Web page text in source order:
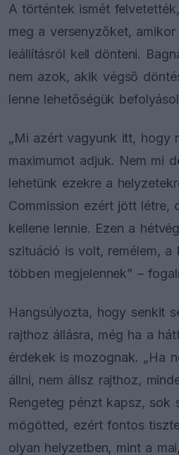
A történtek ismét
meg a versenyzőket,
leállításról kell dönteni.
nem azok, akik végső
lenne lehetőségük
„Mi azért vagyunk itt, hogy
maximumot adjuk. Nem mi
lehetünk ezekre a
Commission ezért jött létre,
kellene lennie. Ezen a
szituáció is volt, remélem, a
többen megjelennek” –
Hangsúlyozta, hogy senkit
rajthoz állásra, még ha a
érdekek is mozognak. „Ha
állni, nem állsz rajthoz,
Rengeteg pénzt kapsz, sok
mögötted, ezért fontos
olyan helyzetben, mint a